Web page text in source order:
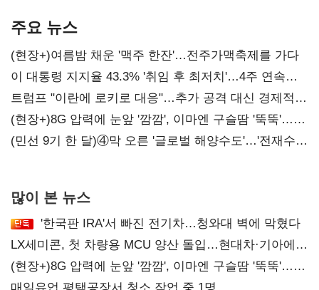
주요 뉴스
(현장+)여름밤 채운 '맥주 한잔'…전주가맥축제를 가다
이 대통령 지지율 43.3% '취임 후 최저치'…4주 연속
'하락'
트럼프 "이란에 로키로 대응"…추가 공격 대신 경제적
압박 시사
(현장+)8G 압력에 눈앞 '깜깜', 이마엔 구슬땀 '뚝뚝'…
화려한 에어쇼 뒤 땀방울
(민선 9기 한 달)④막 오른 '글로벌 해양수도'…'전재수
많이 본 뉴스
'한국판 IRA'서 빠진 전기차…청와대 벽에 막혔다
LX세미콘, 첫 차량용 MCU 양산 돌입…현대차·기아에
공급
(현장+)8G 압력에 눈앞 '깜깜', 이마엔 구슬땀 '뚝뚝'…